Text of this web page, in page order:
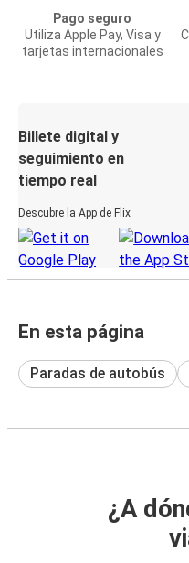
Pago seguro
Utiliza Apple Pay, Visa y
tarjetas internacionales
Billete digital y
seguimiento en
tiempo real
Descubre la App de Flix
En esta página
Paradas de autobús
¿A